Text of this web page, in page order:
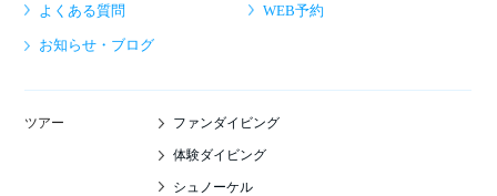
よくある質問 WEB予約
お知らせ・ブログ
ツアー ファンダイビング
体験ダイビング
シュノーケル